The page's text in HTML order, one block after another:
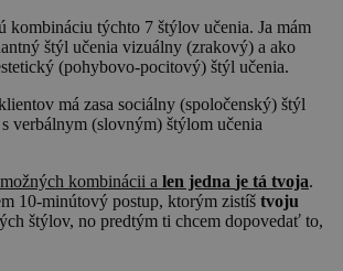
kombináciu týchto 7 štýlov učenia. Ja mám
štýl učenia vizuálny (zrakový) a ako
(pohybovo-pocitový) štýl učenia.
má zasa sociálny (spoločenský) štýl
verbálnym (slovným) štýlom učenia
kombinácii a len jedna je tá tvoja.
10-minútový postup, ktorým zistíš tvoju
štýlov, no predtým ti chcem dopovedať to,